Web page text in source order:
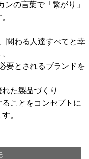
ンの言葉で「繋がり」
関わる人達すべてと幸
要とされるブランドを
た製品づくり
ことをコンセプトに
。